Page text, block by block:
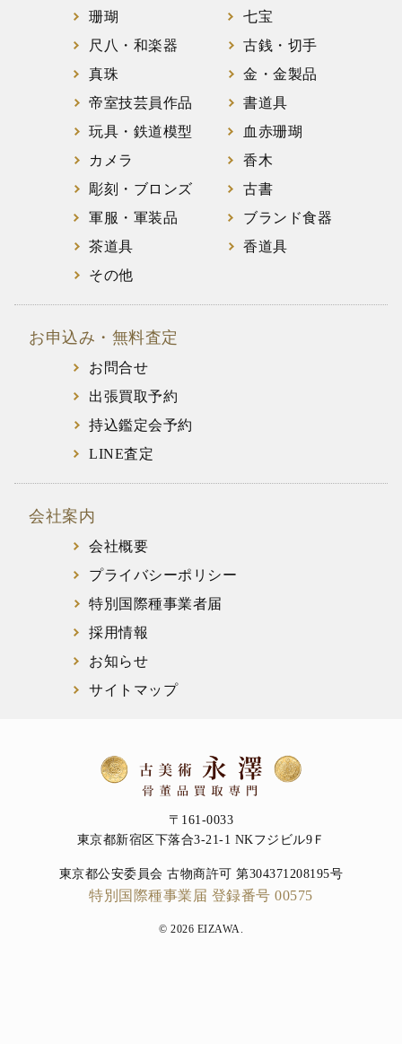
珊瑚
七宝
尺八・和楽器
古銭・切手
真珠
金・金製品
帝室技芸員作品
書道具
玩具・鉄道模型
血赤珊瑚
カメラ
香木
彫刻・ブロンズ
古書
軍服・軍装品
ブランド食器
茶道具
香道具
その他
お申込み・無料査定
お問合せ
出張買取予約
持込鑑定会予約
LINE査定
会社案内
会社概要
プライバシーポリシー
特別国際種事業者届
採用情報
お知らせ
サイトマップ
〒161-0033
東京都新宿区下落合3-21-1 NKフジビル9Ｆ
東京都公安委員会 古物商許可 第304371208195号
特別国際種事業届 登録番号 00575
© 2026 EIZAWA.